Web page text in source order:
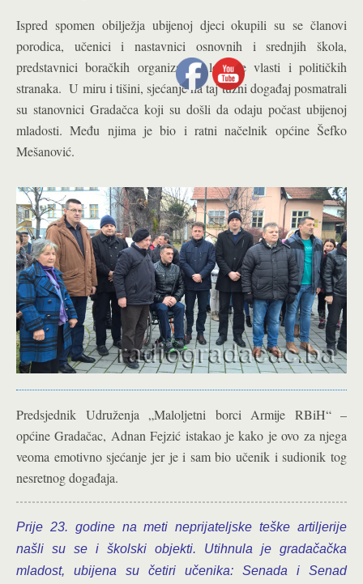
Ispred spomen obilježja ubijenoj djeci okupili su se članovi
porodica, učenici i nastavnici osnovnih i srednjih škola,
predstavnici boračkih organizacija, lokalne vlasti i političkih
stranaka. U miru i tišini, sjećanje na taj tužni događaj posmatrali
su stanovnici Gradačca koji su došli da odaju počast ubijenoj
mladosti. Među njima je bio i ratni načelnik općine Šefko
Mešanović.
Predsjednik Udruženja „Maloljetni borci Armije RBiH“ –
općine Gradačac, Adnan Fejzić istakao je kako je ovo za njega
veoma emotivno sjećanje jer je i sam bio učenik i sudionik tog
nesretnog događaja.
Prije 23. godine na meti neprijateljske teške artiljerije
našli su se i školski objekti. Utihnula je gradačačka
mladost, ubijena su četiri učenika: Senada i Senad